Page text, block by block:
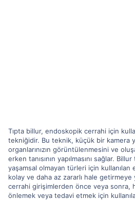
Tıpta billur, endoskopik cerrahi için
tekniğidir. Bu teknik, küçük bir kamera
organlarınızın görüntülenmesini ve
erken tanısının yapılmasını sağlar.
yaşamsal olmayan türleri için
kolay ve daha az zararlı hale getirmeye
cerrahi girişimlerden önce veya sonra,
önlemek veya tedavi etmek için